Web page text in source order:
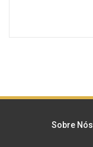
Sobre Nós